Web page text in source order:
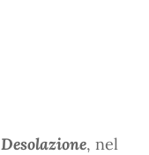
Desolazione, nel